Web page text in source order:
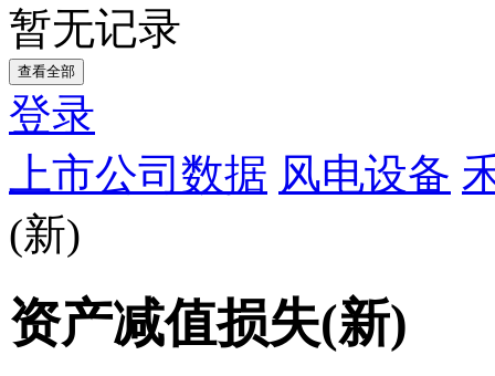
暂无记录
查看全部
登录
上市公司数据 风电设备
(新)
资产减值损失(新)